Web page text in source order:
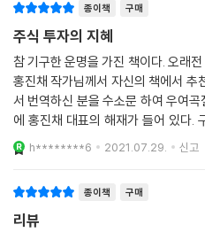
집중하게 된다. 이렇게 하면 수익은 저
--- p.339
임계점을 찾는 방법, 임계점 부근에
수 있다면 좋겠지만 이는 예술의 영
설명하기가 불가능하다. (…) 임계점을
착오만이 유일한 방법이다.
--- p.353
비유하자면, 펀더멘털만 보고 주식을
에 대한 다른 사람들의 평판을 확인하
종이책 구매
주식 투자의 지혜
참 기구한 운명을 가진 책이다. 오래
홍진채 작가님께서 자신의 책에서 추
서 번역하신 분을 수소문 하여 우여
에 홍진채 대표의 해재가 들어 있다. 구성이 알차다.
매수자가 매도자보다 많기 때문이고,
많기 때문
h********6 2021.07.29. 신고
종이책 구매
리뷰